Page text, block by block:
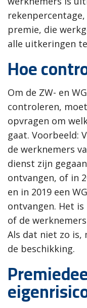
premie, die
alle uitkeringen
Hoe
Om de ZW- en
controleren,
opvragen om
gaat. Voorbeeld:
de werknemers
dienst zijn
ontvangen, of in
en in 2019 een
ontvangen. Het
of de
Als dat niet zo is,
de beschikking.